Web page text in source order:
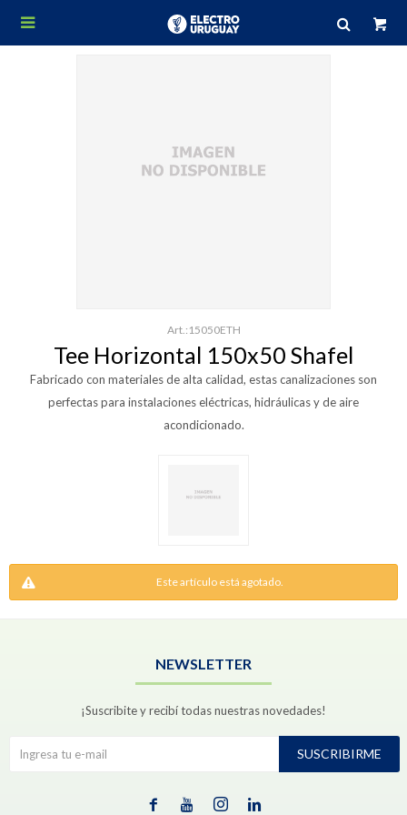

15050ETH
Tee Horizontal 150x50 Shafel
Fabricado con materiales de alta calidad, estas canalizaciones son
perfectas para instalaciones eléctricas, hidráulicas y de aire
acondicionado.
Este artículo está agotado.
NEWSLETTER
¡Suscribite y recibí todas nuestras novedades!
SUSCRIBIRME
   